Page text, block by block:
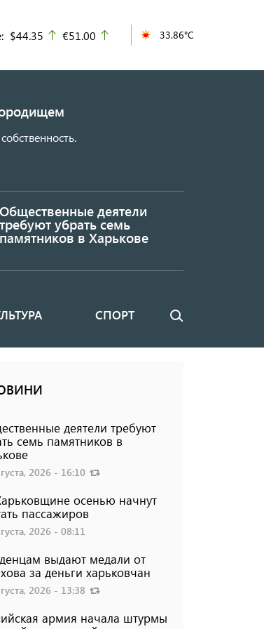
$44.35 up
€51.00 33.86°C
Общественные деятели
требуют убрать семь
памятников в Харькове
СПОРТ Поиск
деятели требуют
семь памятников в
2026 - 16:10
осенью начнут
пассажиров
2026 - 08:11
выдают медали от
за деньги харьковчан
2026 - 13:38
армия начала штурмы